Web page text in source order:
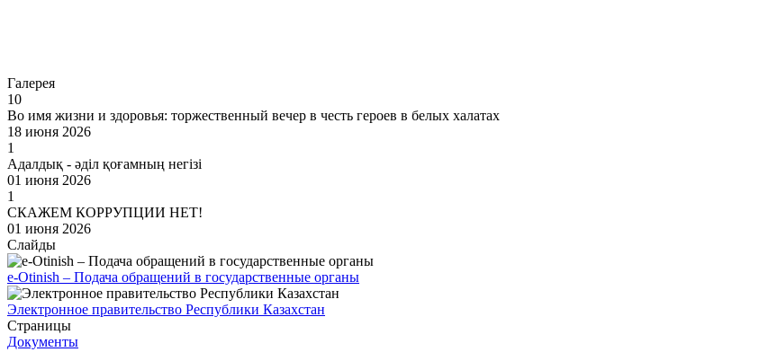
Галерея
10
Во имя жизни и здоровья: торжественный вечер в честь героев в белых халатах
18 июня 2026
1
Адалдық - әділ қоғамның негізі
01 июня 2026
1
СКАЖЕМ КОРРУПЦИИ НЕТ!
01 июня 2026
Слайды
e-Otinish – Подача обращений в государственные органы
Электронное правительство Республики Казахстан
Страницы
Документы